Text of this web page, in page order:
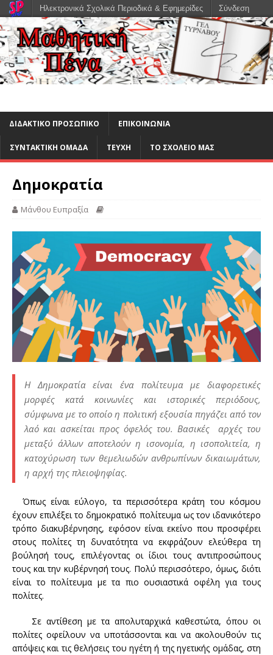
ΔΙΔΑΚΤΙΚΟ ΠΡΟΣΩΠΙΚΟ ΕΠΙΚΟΙΝΩΝΙΑ
ΣΥΝΤΑΚΤΙΚΗ ΟΜΑΔΑ ΤΕΥΧΗ ΤΟ ΣΧΟΛΕΙΟ ΜΑΣ
Δημοκρατία
Μάνθου Ευπραξία
Η Δημοκρατία είναι ένα πολίτευμα με διαφορετικές
μορφές κατά κοινωνίες και ιστορικές περιόδους,
σύμφωνα με το οποίο η πολιτική εξουσία πηγάζει από τον
λαό και ασκείται προς όφελός του. Βασικές αρχές του
μεταξύ άλλων αποτελούν η ισονομία, η ισοπολιτεία, η
κατοχύρωση των θεμελιωδών ανθρωπίνων δικαιωμάτων,
η αρχή της πλειοψηφίας.
Όπως είναι εύλογο, τα περισσότερα κράτη του κόσμου
έχουν επιλέξει το δημοκρατικό πολίτευμα ως τον ιδανικότερο
τρόπο διακυβέρνησης, εφόσον είναι εκείνο που προσφέρει
στους πολίτες τη δυνατότητα να εκφράζουν ελεύθερα τη
βούλησή τους, επιλέγοντας οι ίδιοι τους αντιπροσώπους
τους και την κυβέρνησή τους. Πολύ περισσότερο, όμως, διότι
είναι το πολίτευμα με τα πιο ουσιαστικά οφέλη για τους
πολίτες.
Σε αντίθεση με τα απολυταρχικά καθεστώτα, όπου οι
πολίτες οφείλουν να υποτάσσονται και να ακολουθούν τις
απόψεις και τις θελήσεις του ηγέτη ή της ηγετικής ομάδας, στη
Ηλεκτρονικά Σχολικά Περιοδικά & Εφημερίδες Σύνδεση